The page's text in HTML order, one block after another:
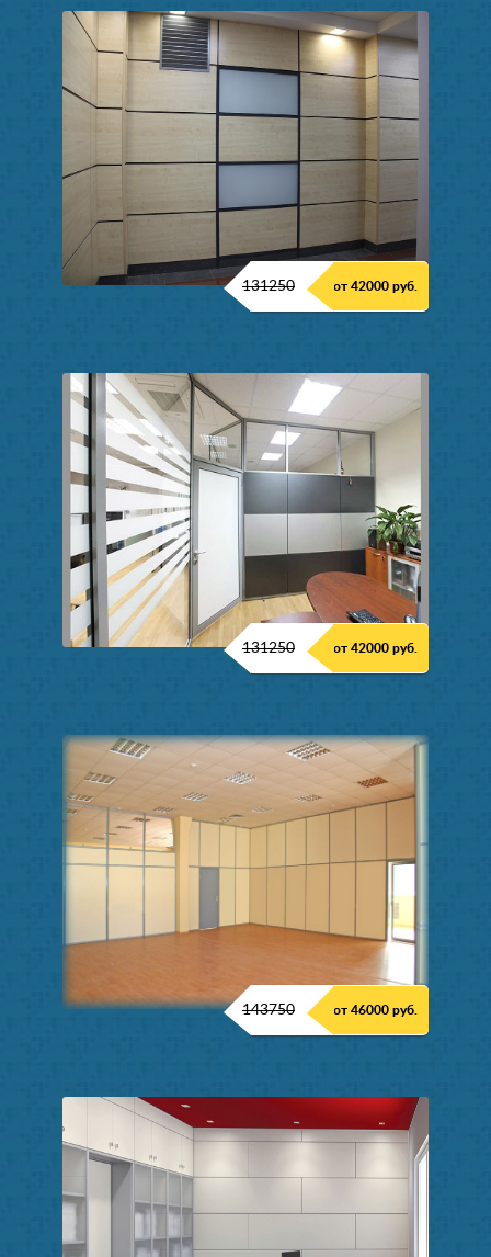
131250 от 42000 руб.
131250 от 42000 руб.
143750 от 46000 руб.